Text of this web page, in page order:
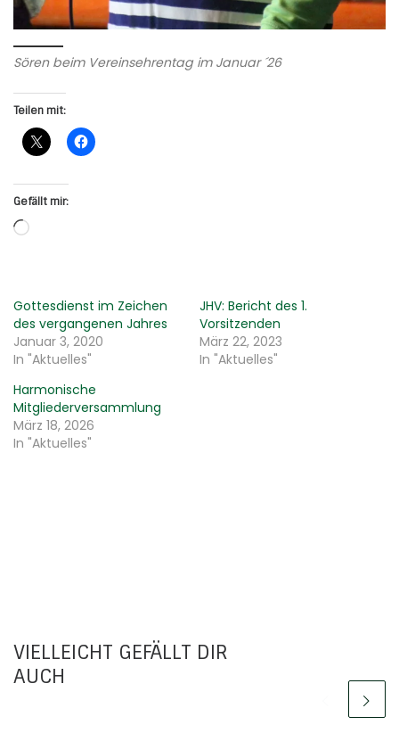
Sören beim Vereinsehrentag im Januar ´26
Teilen mit:
Gefällt mir:
Wird geladen …
Gottesdienst im Zeichen
des vergangenen Jahres
Januar 3, 2020
In "Aktuelles"
JHV: Bericht des 1.
Vorsitzenden
März 22, 2023
In "Aktuelles"
Harmonische
Mitgliederversammlung
März 18, 2026
In "Aktuelles"
VIELLEICHT GEFÄLLT DIR
AUCH